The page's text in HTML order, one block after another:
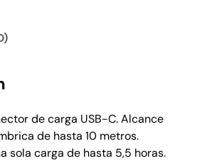
de carga USB-C. Alcance
de hasta 10 metros.
sola carga de hasta 5,5 horas.